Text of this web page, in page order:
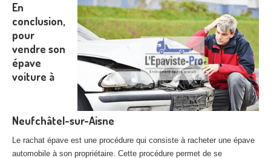
En
conclusion,
pour
vendre son
épave
voiture à
Neufchâtel-sur-Aisne
Le rachat épave est une procédure qui consiste à racheter une épave
automobile à son propriétaire. Cette procédure permet de se